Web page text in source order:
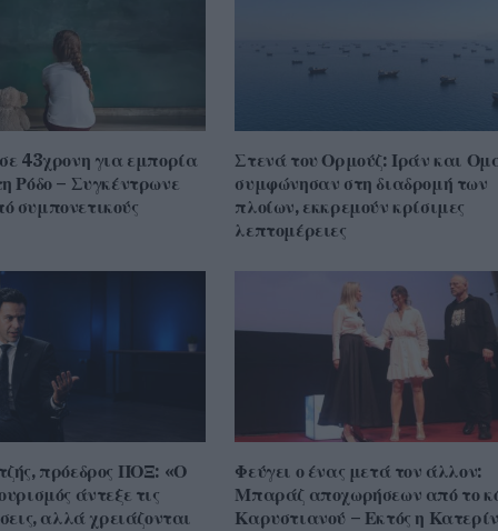
43χρονη για εμπορία
Ρόδο – Συγκέντρωνε
συμπονετικούς
Στενά του Ορμούζ: Ιράν και
συμφώνησαν στη διαδρομή των
πλοίων, εκκρεμούν κρίσιμες
λεπτομέρειες
πρόεδρος ΠΟΞ: «Ο
άντεξε τις
αλλά χρειάζονται
Φεύγει ο ένας μετά τον άλλον:
Μπαράζ αποχωρήσεων από το
Καρυστιανού – Εκτός η